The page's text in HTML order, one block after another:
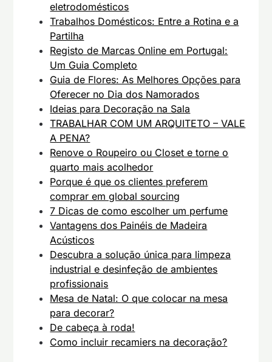
eletrodomésticos
Trabalhos Domésticos: Entre a Rotina e a
Partilha
Registo de Marcas Online em Portugal:
Um Guia Completo
Guia de Flores: As Melhores Opções para
Oferecer no Dia dos Namorados
Ideias para Decoração na Sala
TRABALHAR COM UM ARQUITETO – VALE
A PENA?
Renove o Roupeiro ou Closet e torne o
quarto mais acolhedor
Porque é que os clientes preferem
comprar em global sourcing
7 Dicas de como escolher um perfume
Vantagens dos Painéis de Madeira
Acústicos
Descubra a solução única para limpeza
industrial e desinfeção de ambientes
profissionais
Mesa de Natal: O que colocar na mesa
para decorar?
De cabeça à roda!
Como incluir recamiers na decoração?